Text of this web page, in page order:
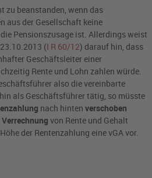
zu beanstanden, wenn das
aus der Gesellschaft keine
Pensionszusage ist. Allerdings weist
(I R 60/12) darauf hin, dass
Geschäftsleiter einer
Rente und Lohn zahlen würde.
also die vereinbarte
als Geschäftsführer tätig, so müsste
nach hintenverschoben
Verrechnung von Rente und Gehalt
der Rentenzahlung eine vGA vor.